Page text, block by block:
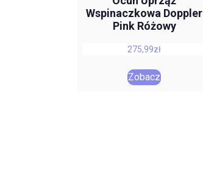
Wspinaczkowa Doppler
Pink Różowy
275,99zł
Zobacz